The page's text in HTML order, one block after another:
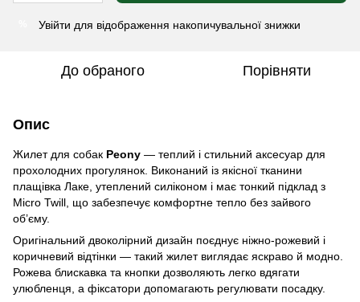
Увійти для відображення накопичувальної знижки
До обраного Порівняти
Опис
Жилет для собак Peony — теплий і стильний аксесуар для
прохолодних прогулянок. Виконаний із якісної тканини
плащівка Лаке, утеплений силіконом і має тонкий підклад з
Micro Twill, що забезпечує комфортне тепло без зайвого
об’єму.
Оригінальний двоколірний дизайн поєднує ніжно-рожевий і
коричневий відтінки — такий жилет виглядає яскраво й модно.
Рожева блискавка та кнопки дозволяють легко вдягати
улюбленця, а фіксатори допомагають регулювати посадку.